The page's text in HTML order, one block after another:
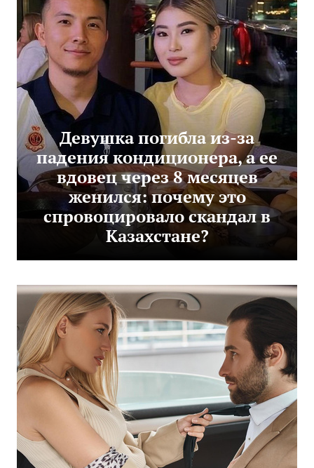
Девушка погибла из-за
падения кондиционера, а ее
вдовец через 8 месяцев
женился: почему это
спровоцировало скандал в
Казахстане?